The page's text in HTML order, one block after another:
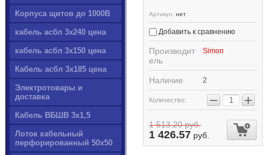
Корпуса щитов до 1000В
кабель асбл 3х240 цена
кабель асбл 3х150 цена
Кабель асбл 3х185 цена
Электротовары и
доставка
Кабель ВБШВ 3х1,5
Лоток кабельный
перфорированный 50х50
Артикул: нет
Добавить к сравнению
Производит
ель
Simon
Наличие 2
Количество: − +
1 513.20руб.
1 426.57 руб.